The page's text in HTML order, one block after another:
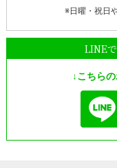
※日曜・祝日
LINE
↓こちら